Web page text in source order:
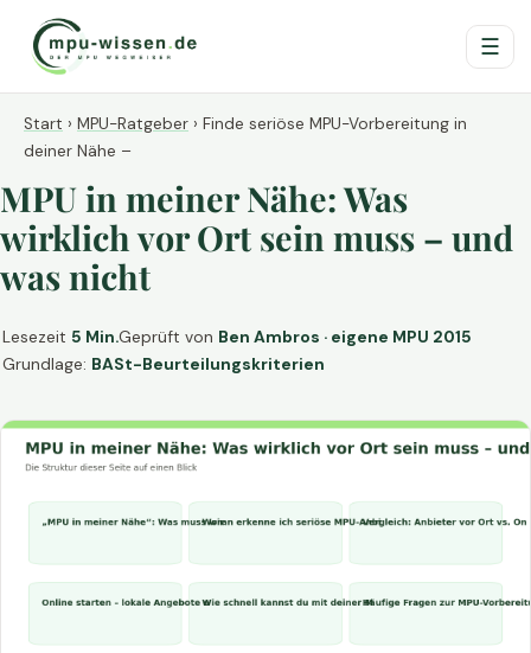
☰
Start › MPU-Ratgeber › Finde seriöse MPU-Vorbereitung in
deiner Nähe –
MPU in meiner Nähe: Was
wirklich vor Ort sein muss – und
was nicht
Lesezeit 5 Min.Geprüft von Ben Ambros · eigene MPU 2015
Grundlage: BASt-Beurteilungskriterien